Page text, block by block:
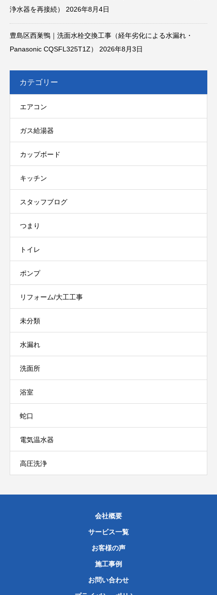
浄水器を再接続）
2026年8月4日
豊島区西巣鴨｜洗面水栓交換工事（経年劣化による水漏れ・
Panasonic CQSFL325T1Z）
2026年8月3日
カテゴリー
エアコン
ガス給湯器
カップボード
キッチン
スタッフブログ
つまり
トイレ
ポンプ
リフォーム/大工工事
未分類
水漏れ
洗面所
浴室
蛇口
電気温水器
高圧洗浄
会社概要
サービス一覧
お客様の声
施工事例
お問い合わせ